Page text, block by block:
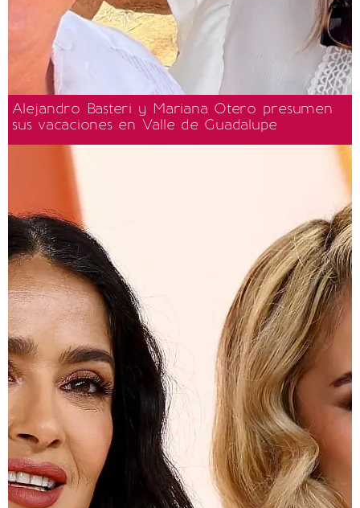
Alejandro Basteri y Mariana Otero presumen
sus vacaciones en Valle de Guadalupe